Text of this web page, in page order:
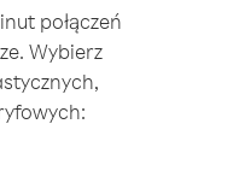
połączeń
Wybierz